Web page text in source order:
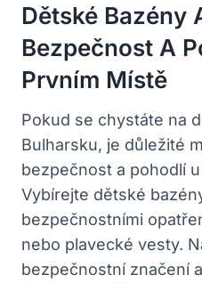
Dětské Bazény
Bezpečnost A
Prvním Místě
Pokud se chystáte na
Bulharsku, je důležité
bezpečnost a pohodlí
Vybírejte dětské
bezpečnostními
nebo plavecké vesty.
bezpečnostní značení